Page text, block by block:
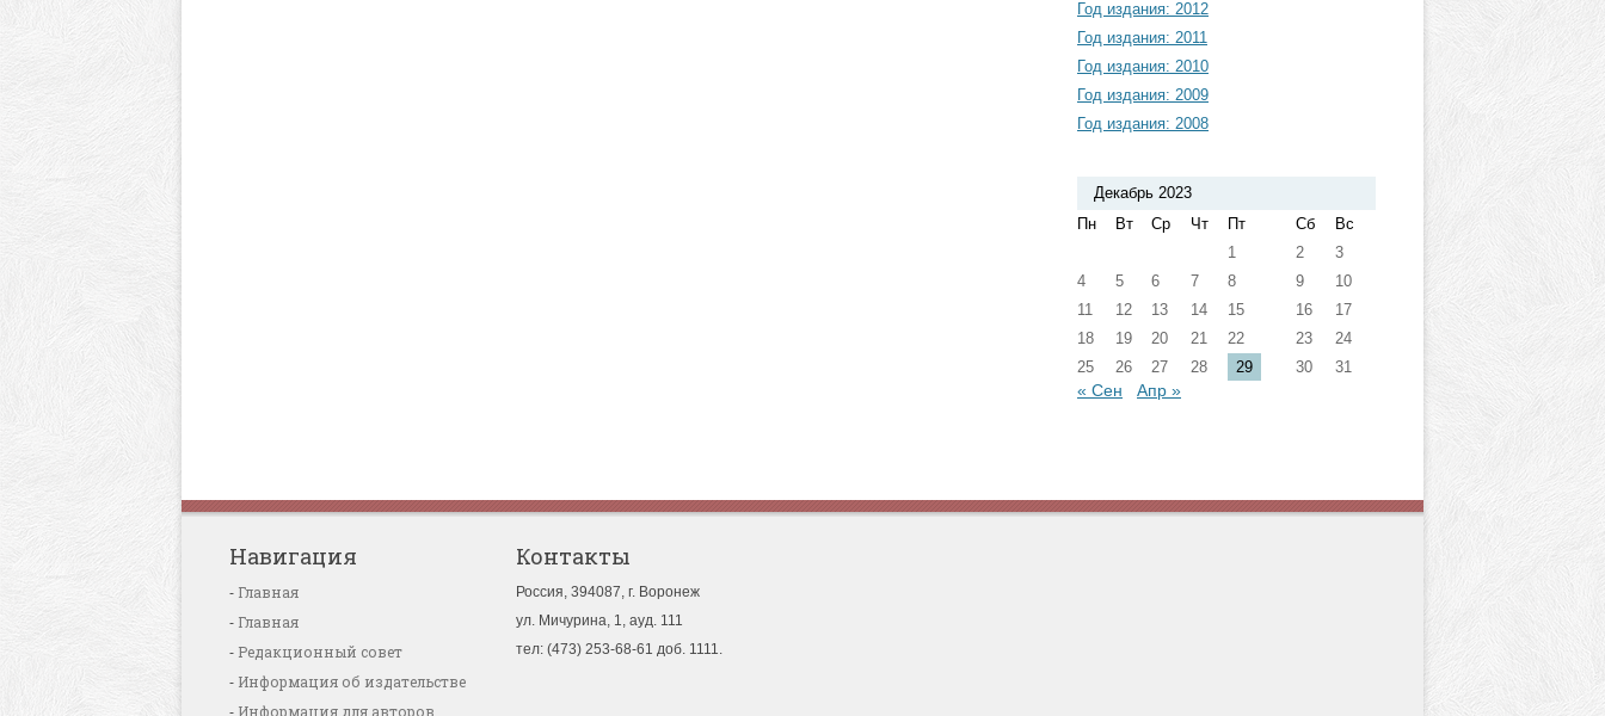
Год издания: 2012
Год издания: 2011
Год издания: 2010
Год издания: 2009
Год издания: 2008
Декабрь 2023
Пн
Вт Ср Чт Пт Сб
Вс
1
2
3
4
5 6 7 8 9
10
11
12 13 14 15 16
17
18
19 20 21 22 23
24
25
26 27 28 29 30 31
« Сен Апр »
Навигация
Главная
Главная
Редакционный совет
Информация об издательстве
Информация для авторов
Контакты
Россия, 394087, г. Воронеж
ул. Мичурина, 1, ауд. 111
тел: (473) 253-68-61 доб. 1111.